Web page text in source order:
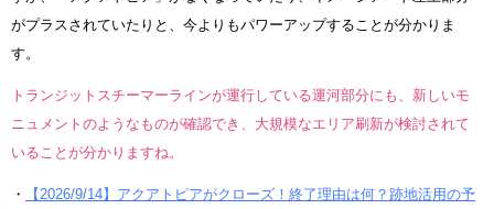
がプラスされていたりと、今よりもパワーアップすることが分かりま
す。
トランジットスチーマーラインが運行している運河部分にも、新しいモ
ニュメントのようなものが確認でき、大規模なエリア刷新が検討されて
いることが分かりますね。
・
【2026/9/14】アクアトピアがクローズ！終了理由は何？跡地活用の予